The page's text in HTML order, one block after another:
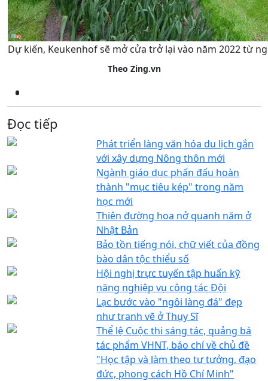
Dự kiến, Keukenhof sẽ mở cửa trở lại vào năm 2022 từ
Theo Zing.vn
Đọc tiếp
Phát triển làng văn hóa du lịch gắn
với xây dựng Nông thôn mới
Ngành giáo dục phấn đấu hoàn
thành "mục tiêu kép" trong năm
học mới
Thiên đường hoa nở quanh năm ở
Nhật Bản
Bảo tồn tiếng nói, chữ viết của đồng
bào dân tộc thiểu số
Hội nghị trực tuyến tập huấn kỹ
năng nghiệp vụ công tác Đội
Lạc bước vào "ngôi làng đá" đẹp
như tranh vẽ ở Thụy Sĩ
Thể lệ Cuộc thi sáng tác, quảng bá
tác phẩm VHNT, báo chí về chủ đề
"Học tập và làm theo tư tưởng, đạo
đức, phong cách Hồ Chí Minh"